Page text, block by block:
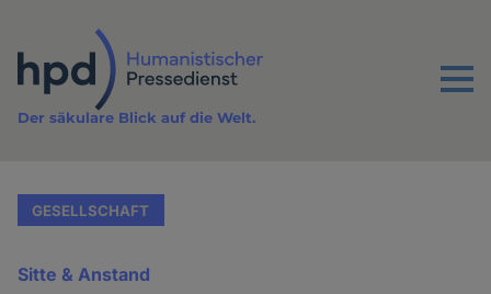
Inhalt
Menu
Der säkulare Blick auf die Welt.
GESELLSCHAFT
Sitte & Anstand